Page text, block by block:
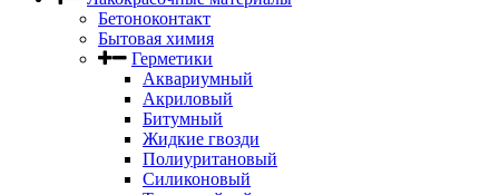
Бетоноконтакт
Бытовая химия
Герметики
Аквариумный
Акриловый
Битумный
Жидкие гвозди
Полиуритановый
Силиконовый